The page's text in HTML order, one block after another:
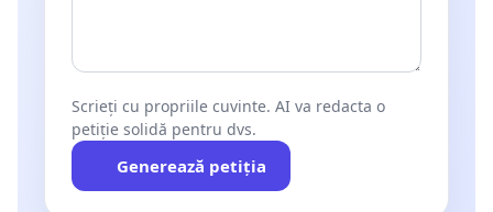
Scrieți cu propriile cuvinte. AI va redacta o
petiție solidă pentru dvs.
Generează petiția